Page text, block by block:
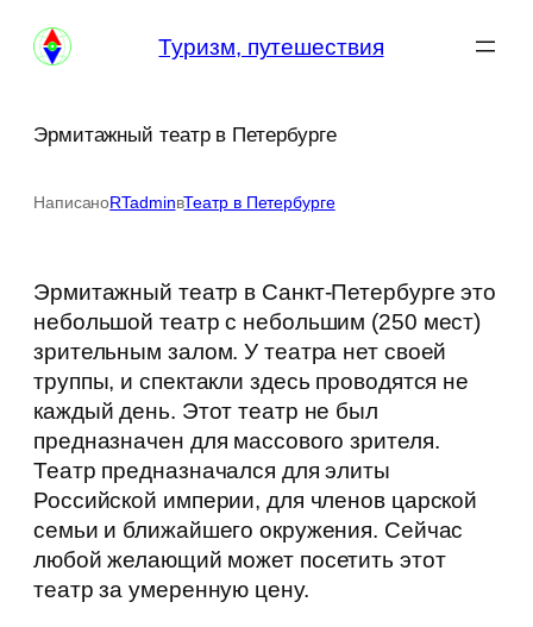
Перейти
Туризм, путешествия
Эрмитажный театр в Петербурге
НаписаноRTadminвТеатр в Петербурге
Эрмитажный театр в Санкт-Петербурге это
небольшой театр с небольшим (250 мест)
зрительным залом. У театра нет своей
труппы, и спектакли здесь проводятся не
каждый день. Этот театр не был
предназначен для массового зрителя.
Театр предназначался для элиты
Российской империи, для членов царской
семьи и ближайшего окружения. Сейчас
любой желающий может посетить этот
театр за умеренную цену.